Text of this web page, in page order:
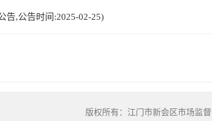
告,公告时间:2025-02-25)
版权所有：江门市新会区市场监